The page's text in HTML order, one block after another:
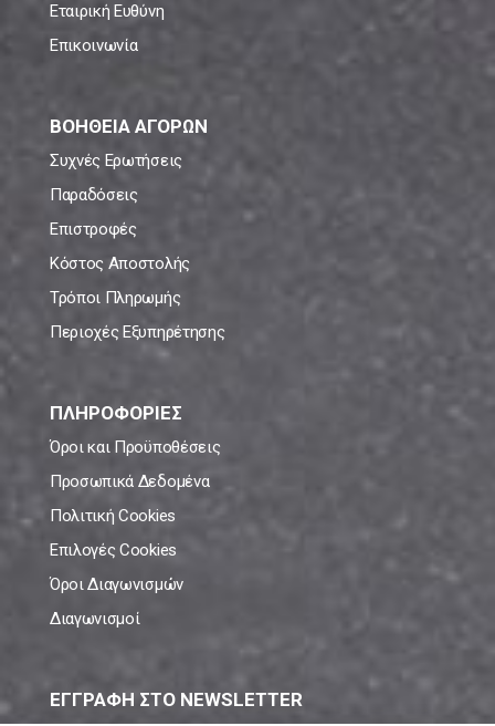
Εταιρική Ευθύνη
Επικοινωνία
ΒΟΗΘΕΙΑ ΑΓΟΡΩΝ
Συχνές Ερωτήσεις
Παραδόσεις
Επιστροφές
Κόστος Αποστολής
Τρόποι Πληρωμής
Περιοχές Εξυπηρέτησης
ΠΛΗΡΟΦΟΡΙΕΣ
Όροι και Προϋποθέσεις
Προσωπικά Δεδομένα
Πολιτική Cookies
Επιλογές Cookies
Όροι Διαγωνισμών
Διαγωνισμοί
ΕΓΓΡΑΦΗ ΣΤΟ NEWSLETTER